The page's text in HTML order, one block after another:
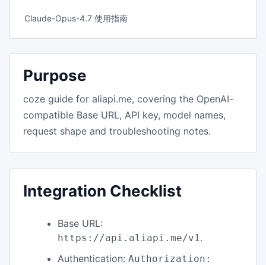
Claude-Opus-4.7 使用指南
Purpose
coze guide for aliapi.me, covering the OpenAI-
compatible Base URL, API key, model names,
request shape and troubleshooting notes.
Integration Checklist
Base URL:
https://api.aliapi.me/v1.
Authentication: Authorization: